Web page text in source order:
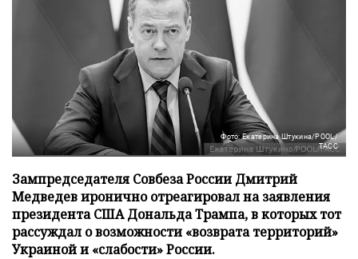
Фото: Екатерина Штукина/POOL/
ТАСС
Зампредседателя Совбеза России Дмитрий
Медведев иронично отреагировал на заявления
президента США Дональда Трампа, в которых тот
рассуждал о возможности «возврата территорий»
Украиной и «слабости» России.